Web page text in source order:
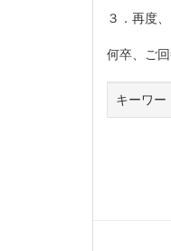
３．再度
何卒、ご
キーワー